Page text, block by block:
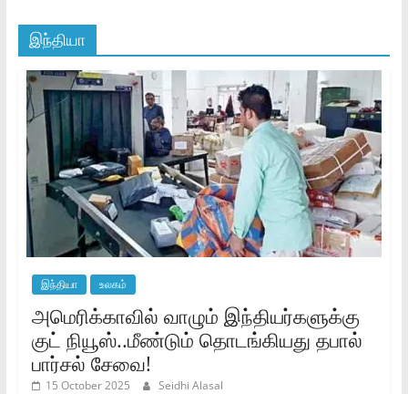
இந்தியா
இந்தியா உலகம்
அமெரிக்காவில் வாழும் இந்தியர்களுக்கு
குட் நியூஸ்..மீண்டும் தொடங்கியது தபால்
பார்சல் சேவை!
15 October 2025 Seidhi Alasal